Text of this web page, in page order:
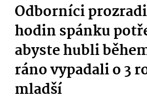
Odborníci
hodin spánku
abyste hubli
ráno vypadali o 3
mladší